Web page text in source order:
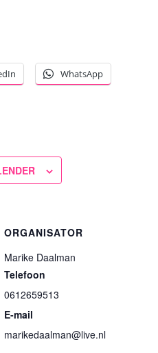
WhatsApp
ORGANISATOR
Marike Daalman
Telefoon
0612659513
E-mail
marikedaalman@live.nl